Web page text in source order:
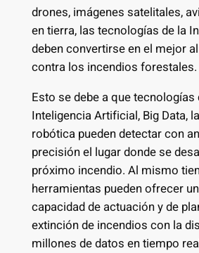
drones, imágenes satelitales,
en tierra, las tecnologías de la
deben convertirse en el mejor
contra los incendios forestales.
Esto se debe a que
Inteligencia Artificial, Big Data,
robótica pueden detectar con
precisión el lugar donde se
próximo incendio. Al mismo
herramientas pueden ofrecer
capacidad de actuación y de
extinción de incendios con la
millones de datos en tiempo